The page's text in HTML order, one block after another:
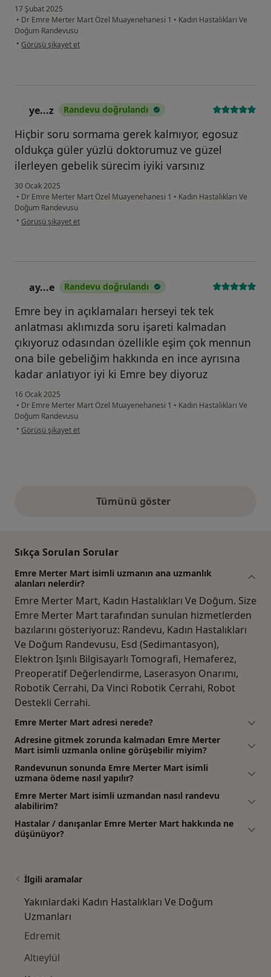
17 Şubat 2025
• Dr Emre Merter Mart Özel Muayenehanesi 1 • Kadın Hastalıkları Ve
Doğum Randevusu
• kullanıcının görüşüne göre tu...
Görüşü şikayet et
ye...z Randevu doğrulandı
Hiçbir soru sormama gerek kalmıyor, egosuz
oldukça güler yüzlü doktorumuz ve güzel
ilerleyen gebelik sürecim iyiki varsınız
30 Ocak 2025
• Dr Emre Merter Mart Özel Muayenehanesi 1 • Kadın Hastalıkları Ve
Doğum Randevusu
• kullanıcının görüşüne göre ye...z
Görüşü şikayet et
ay...e Randevu doğrulandı
Emre bey in açıklamaları herseyi tek tek
anlatması aklımızda soru işareti kalmadan
çıkıyoruz odasından özellikle eşim çok mennun
ona bile gebeliğim hakkında en ince ayrısına
kadar anlatıyor iyi ki Emre bey diyoruz
16 Ocak 2025
• Dr Emre Merter Mart Özel Muayenehanesi 1 • Kadın Hastalıkları Ve
Doğum Randevusu
• kullanıcının görüşüne göre ay...e
Görüşü şikayet et
Tümünü gösteryukarıdaki görüşler
Sıkça Sorulan Sorular
Emre Merter Mart isimli uzmanın ana uzmanlık
alanları nelerdir?
Emre Merter Mart, Kadın Hastalıkları Ve Doğum. Size
Emre Merter Mart tarafından sunulan hizmetlerden
bazılarını gösteriyoruz: Randevu, Kadın Hastalıkları
Ve Doğum Randevusu, Esd (Sedimantasyon),
Elektron Işınlı Bilgisayarlı Tomografi, Hemaferez,
Preoperatif Değerlendirme, Laserasyon Onarımı,
Robotik Cerrahi, Da Vinci Robotik Cerrahi, Robot
Destekli Cerrahi.
Emre Merter Mart adresi nerede?
Adresine gitmek zorunda kalmadan Emre Merter
Mart isimli uzmanla online görüşebilir miyim?
Randevunun sonunda Emre Merter Mart isimli
uzmana ödeme nasıl yapılır?
Emre Merter Mart isimli uzmandan nasıl randevu
alabilirim?
Hastalar / danışanlar Emre Merter Mart hakkında ne
düşünüyor?
İlgili aramalar
Yakınlardaki Kadın Hastalıkları Ve Doğum
Uzmanları
Edremit
Altıeylül